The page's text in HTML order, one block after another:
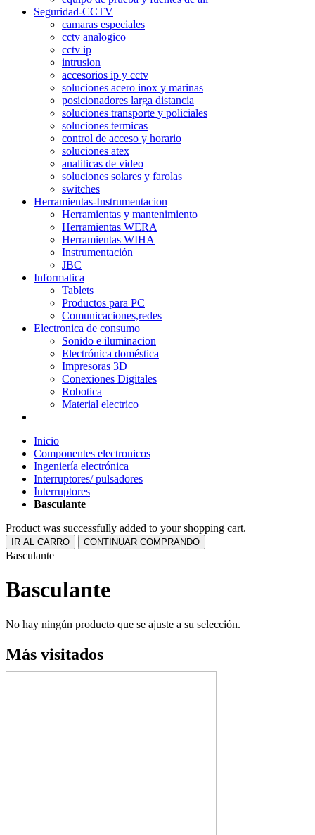
Seguridad-CCTV
camaras especiales
cctv analogico
cctv ip
intrusion
accesorios ip y cctv
soluciones acero inox y marinas
posicionadores larga distancia
soluciones transporte y policiales
soluciones termicas
control de acceso y horario
soluciones atex
analiticas de video
soluciones solares y farolas
switches
Herramientas-Instrumentacion
Herramientas y mantenimiento
Herramientas WERA
Herramientas WIHA
Instrumentación
JBC
Informatica
Tablets
Productos para PC
Comunicaciones,redes
Electronica de consumo
Sonido e iluminacion
Electrónica doméstica
Impresoras 3D
Conexiones Digitales
Robotica
Material electrico
Inicio
Componentes electronicos
Ingeniería electrónica
Interruptores/ pulsadores
Interruptores
Basculante
Product was successfully added to your shopping cart.
IR AL CARRO CONTINUAR COMPRANDO
Basculante
Basculante
No hay ningún producto que se ajuste a su selección.
Más visitados